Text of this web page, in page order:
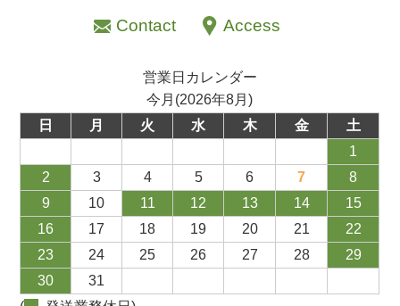
Contact Access
営業日カレンダー
今月(2026年8月)
日
月 火 水 木 金
土
1
2
3 4 5 6 7
8
9
10 11 12 13 14
15
16
17 18 19 20 21
22
23
24 25 26 27 28
29
30
31